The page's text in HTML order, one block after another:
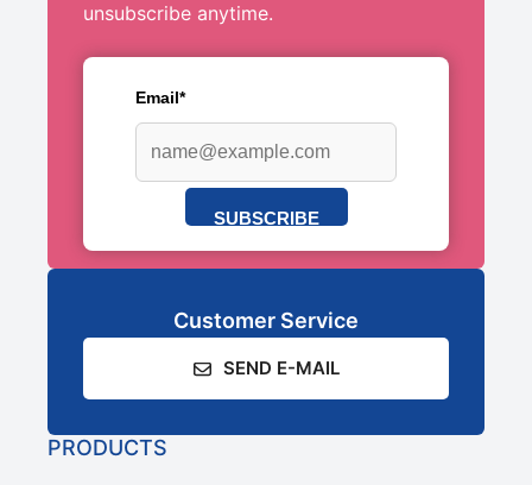
unsubscribe anytime.
Email*
SUBSCRIBE
Customer Service
SEND E-MAIL
PRODUCTS